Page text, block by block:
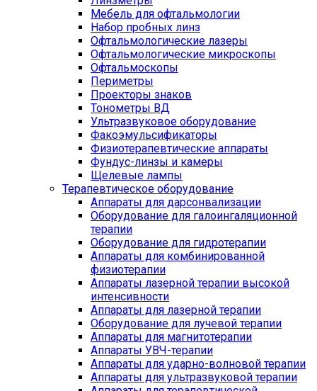
Мебель для офтальмологии
Набор пробных линз
Офтальмологические лазеры
Офтальмологические микроскопы
Офтальмоскопы
Периметры
Проекторы знаков
Тонометры ВД
Ультразвуковое оборудование
Факоэмульсификаторы
Физиотерапевтические аппараты
Фундус-линзы и камеры
Щелевые лампы
Терапевтическое оборудование
Аппараты для дарсонвализации
Оборудование для галоингаляционной
терапии
Оборудование для гидротерапии
Аппараты для комбинированной
физиотерапии
Аппараты лазерной терапии высокой
интенсивности
Аппараты для лазерной терапии
Оборудование для лучевой терапии
Аппараты для магнитотерапии
Аппараты УВЧ-терапии
Аппараты для ударно-волновой терапии
Аппараты для ультразвуковой терапии